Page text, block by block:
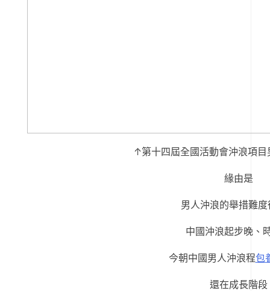
↑第十四屆全國活動會沖浪項目
緣由是
男人沖浪的舉措難
中國沖浪起步晚、
今朝中國男人沖浪程包
還在成長階段